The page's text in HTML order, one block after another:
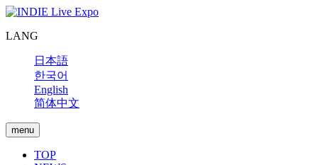
LANG
日本語
한국어
English
简体中文
menu
TOP